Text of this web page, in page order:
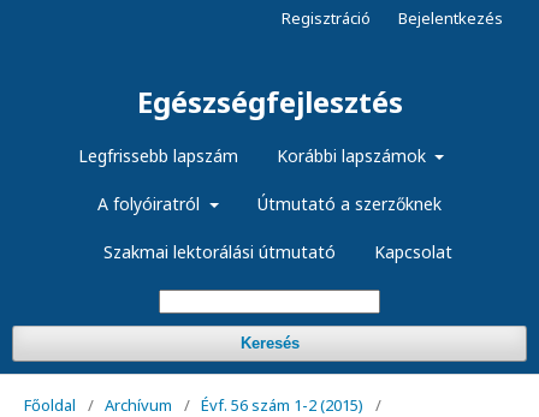
Egészségfejlesztés
Legfrissebb lapszám Korábbi lapszámok
A folyóiratról Útmutató a szerzőknek
Szakmai lektorálási útmutató Kapcsolat
Keresés
Regisztráció Bejelentkezés
Főoldal / Archívum / Évf. 56 szám 1-2 (2015)
/